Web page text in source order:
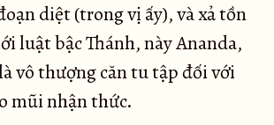
diệt (trong vị ấy), và xả tồn
luật bậc Thánh, này Ananda,
vô thượng căn tu tập đối với
mũi nhận thức.